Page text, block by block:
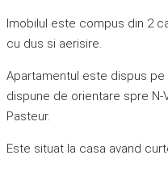
Imobilul este compus din 2
cu dus si aerisire.
Apartamentul este dispus pe
dispune de orientare spre
Pasteur.
Este situat la casa avand